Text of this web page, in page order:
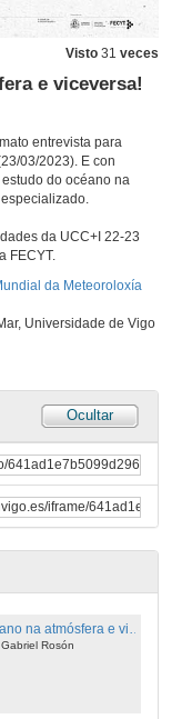
Visto 31 veces
e viceversa!
entrevista para
03/2023). E con
do océano na
da UCC+I 22-23
FECYT.
da Meteoroloxía
Universidade de Vigo
Ocultar
Por que unha serie de podcasts sobre o Día Mundial da Meteoroloxía?
Rosón